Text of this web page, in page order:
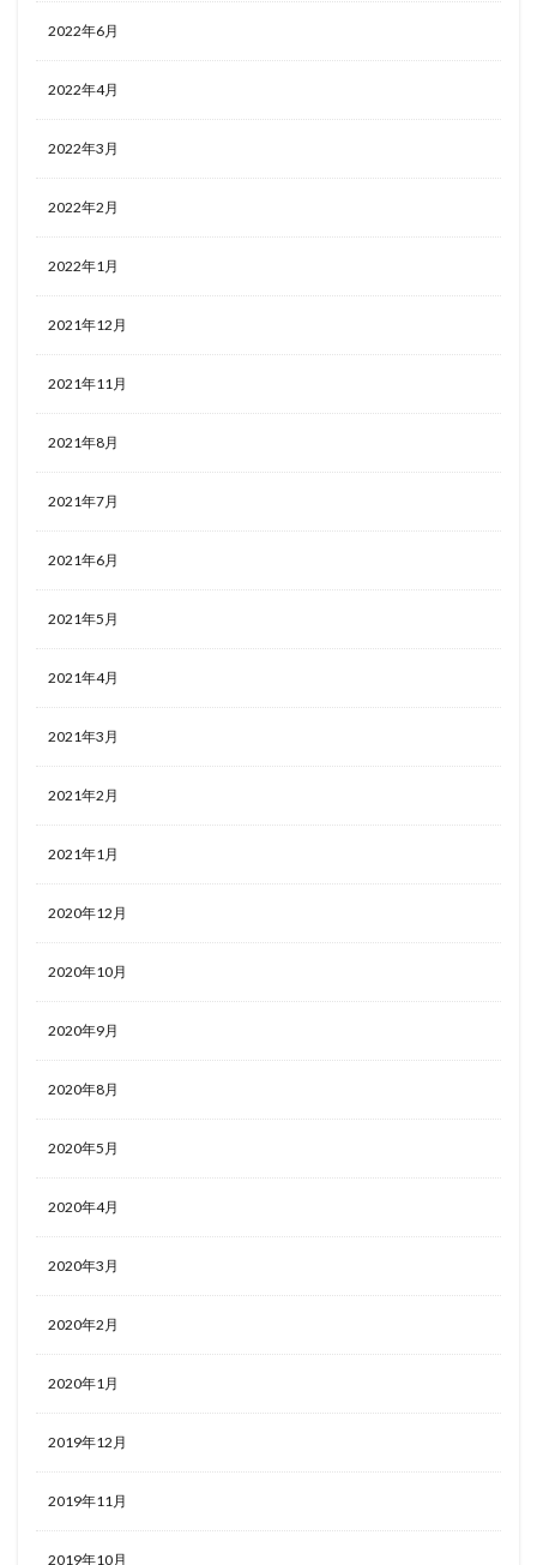
2022年6月
2022年4月
2022年3月
2022年2月
2022年1月
2021年12月
2021年11月
2021年8月
2021年7月
2021年6月
2021年5月
2021年4月
2021年3月
2021年2月
2021年1月
2020年12月
2020年10月
2020年9月
2020年8月
2020年5月
2020年4月
2020年3月
2020年2月
2020年1月
2019年12月
2019年11月
2019年10月